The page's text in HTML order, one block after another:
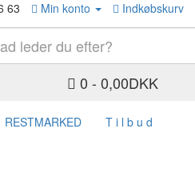
63 Min konto Indkøbskurv
0 - 0,00DKK
RESTMARKED T i l b u d